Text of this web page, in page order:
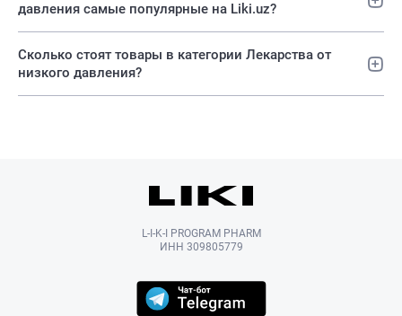
давления самые популярные на Liki.uz?
Сколько стоят товары в категории Лекарства от
низкого давления?
L-I-K-I PROGRAM PHARM
ИНН 309805779